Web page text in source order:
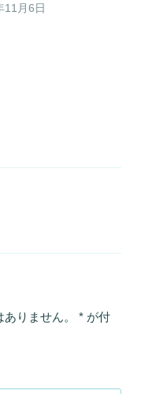
11月6日
りません。 * が付